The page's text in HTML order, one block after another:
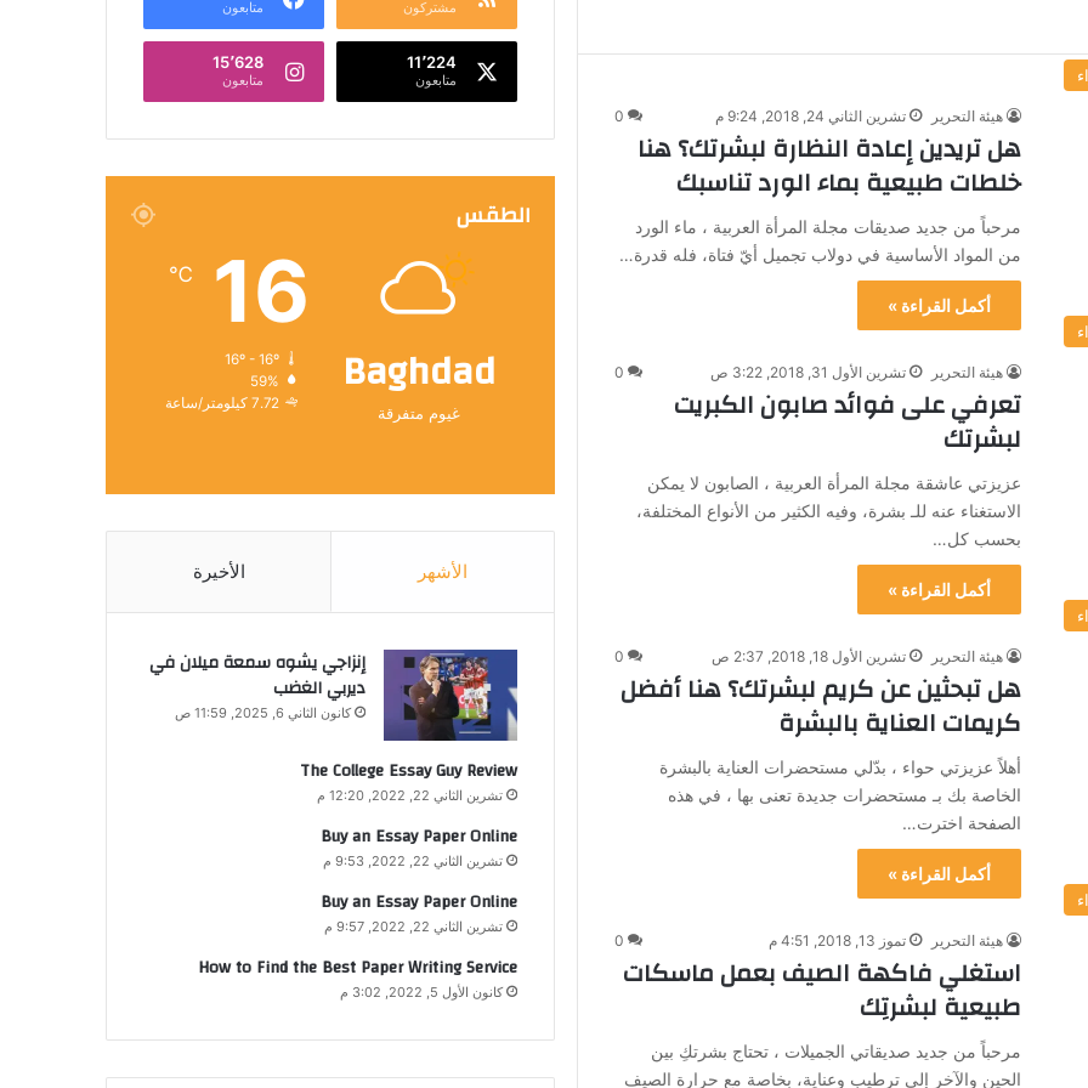
هيئة التحرير تشرين الثاني 24, 2018, 9:24 م 0
هل تريدين إعادة النظارة لبشرتك؟ هنا
خلطات طبيعية بماء الورد تناسبك
مرحباً من جديد صديقات مجلة المرأة العربية ، ماء الورد
من المواد الأساسية في دولاب تجميل أيّ فتاة، فله قدرة…
أكمل القراءة »
هيئة التحرير تشرين الأول 31, 2018, 3:22 ص 0
تعرفي على فوائد صابون الكبريت
لبشرتك
عزيزتي عاشقة مجلة المرأة العربية ، الصابون لا يمكن
الاستغناء عنه للـ بشرة، وفيه الكثير من الأنواع المختلفة،
بحسب كل…
أكمل القراءة »
هيئة التحرير تشرين الأول 18, 2018, 2:37 ص 0
هل تبحثين عن كريم لبشرتك؟ هنا أفضل
كريمات العناية بالبشرة
أهلاً عزيزتي حواء ، بدّلي مستحضرات العناية بالبشرة
الخاصة بك بـ مستحضرات جديدة تعنى بها ، في هذه
الصفحة اخترت…
أكمل القراءة »
هيئة التحرير تموز 13, 2018, 4:51 م 0
استغلي فاكهة الصيف بعمل ماسكات
طبيعية لبشرتِك
مرحباً من جديد صديقاتي الجميلات ، تحتاج بشرتكِ بين
الحين والآخر إلى ترطيب وعناية، بخاصة مع حرارة الصيف
مشتركون متابعون
11٬224
متابعون
15٬628
متابعون
الطقس
Baghdad
غيوم متفرقة
16
℃
16º - 16º
59%
7.72 كيلومتر/ساعة
الأشهر الأخيرة
إنزاجي يشوه سمعة ميلان في
ديربي الغضب
كانون الثاني 6, 2025, 11:59 ص
The College Essay Guy Review
تشرين الثاني 22, 2022, 12:20 م
Buy an Essay Paper Online
تشرين الثاني 22, 2022, 9:53 م
Buy an Essay Paper Online
تشرين الثاني 22, 2022, 9:57 م
How to Find the Best Paper Writing Service
كانون الأول 5, 2022, 3:02 م